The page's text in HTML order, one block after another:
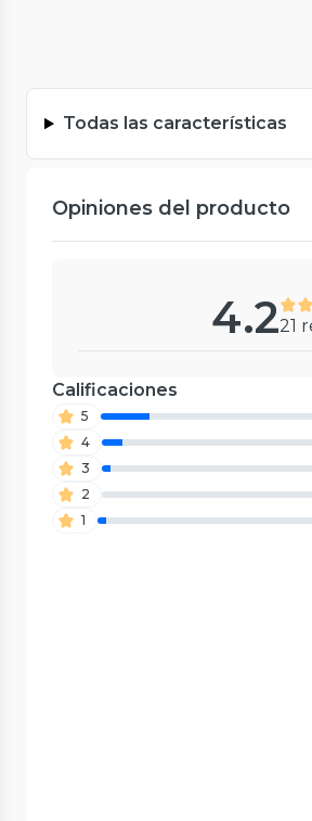
Todas las características
Opiniones del producto
4.221
Calificaciones
5
4
3
2
1